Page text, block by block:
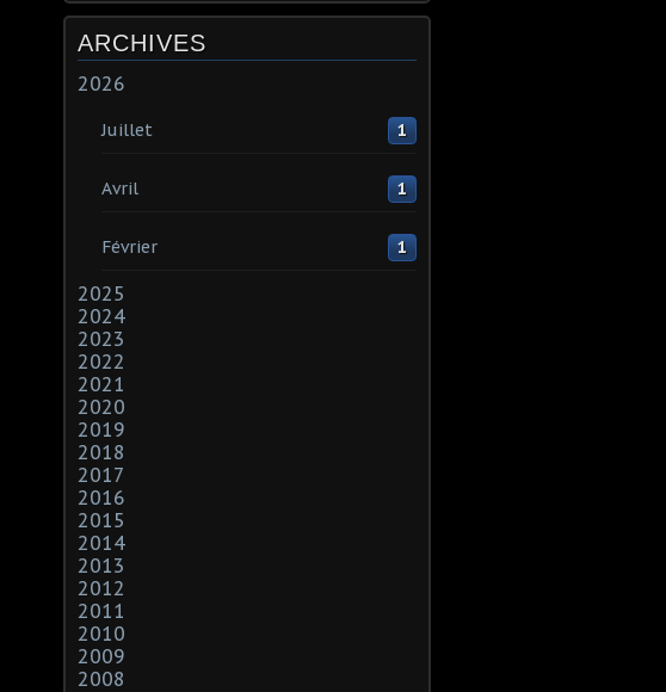
ARCHIVES
2026
Juillet 1
Avril 1
Février 1
2025
2024
2023
2022
2021
2020
2019
2018
2017
2016
2015
2014
2013
2012
2011
2010
2009
2008